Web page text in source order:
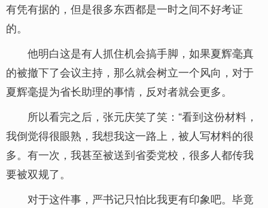
有凭有据的，但是很多东西都是一时之间不好考证
的。
他明白这是有人抓住机会搞手脚，如果夏辉毫真
的被撤下了会议主持，那么就会树立一个风向，对于
夏辉毫提为省长助理的事情，反对者就会更多。
所以看完之后，张元庆笑了笑：“看到这份材料，
我倒觉得很眼熟，我想我这一路上，被人写材料的很
多。有一次，我甚至被送到省委党校，很多人都传我
要被双规了。
对于这件事，严书记只怕比我更有印象吧。毕竟